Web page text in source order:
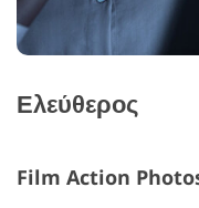
Ελεύθερος
Film Action